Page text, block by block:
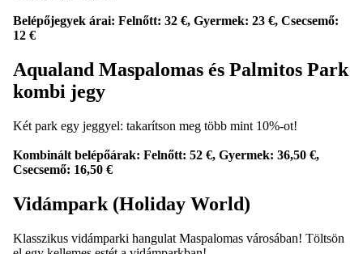
Belépőjegyek árai: Felnőtt: 32 €, Gyermek: 23 €, Csecsemő:
12 €
Aqualand Maspalomas és Palmitos Park
kombi jegy
Két park egy jeggyel: takarítson meg több mint 10%-ot!
Kombinált belépőárak: Felnőtt: 52 €, Gyermek: 36,50 €,
Csecsemő: 16,50 €
Vidámpark (Holiday World)
Klasszikus vidámparki hangulat Maspalomas városában! Töltsön